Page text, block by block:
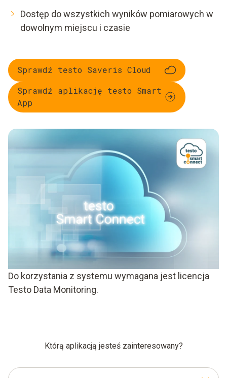
Dostęp do wszystkich wyników pomiarowych w
dowolnym miejscu i czasie
Sprawdź testo Saveris Cloud
Sprawdź aplikację testo Smart
App
Do korzystania z systemu wymagana jest licencja
Testo Data Monitoring.​
Którą aplikacją jesteś zainteresowany?